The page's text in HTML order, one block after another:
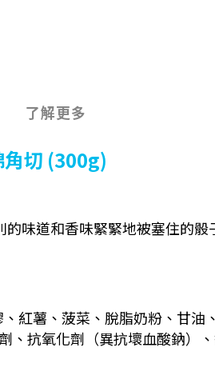
了解更多
切 (300g)
味道和香味緊緊地被塞住的骰
紅薯、菠菜、脫脂奶粉、甘
、抗氧化劑（異抗壞血酸鈉）